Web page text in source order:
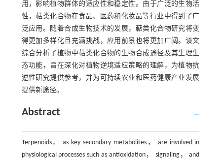
用，影响植物群体的适应性和稳定性。由于广泛的生物活
性，萜类化合物在食品、医药和化妆品等行业中得到了广
泛应用。随着合成生物技术的发展，萜类化合物研究将变
得更加多样化且充满挑战，应用前景也将更加广阔。该文
综合分析了植物中萜类化合物的生物合成途径及其生理生
态功能，旨在深化对植物逆境适应策略的理解，为植物抗
逆性研究提供参考，并为可持续农业和医药健康产业发展
提供新途径。
Abstract
Terpenoids， as key secondary metabolites， are involved in
physiological processes such as antioxidation， signaling， and